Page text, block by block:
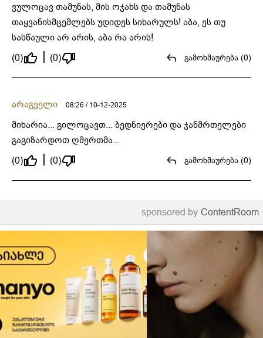
ვულოცავ თამუნას, მის ოჯახს და თამუნას
თაყვანისმცემლებს უდიდეს სიხარულს! აბა, ეს თუ
სასწაული არ არის, აბა რა არის!
(0)
(0) გამოხმაურება (0)
არაგველი 08:26 / 10-12-2025
მიხარია... გილოცავთ... ბედნიერები და ჯანმრთელები
გაგიზარდოთ ღმერთმა...
(0)
(0) გამოხმაურება (0)
sponsored by ContentRoom